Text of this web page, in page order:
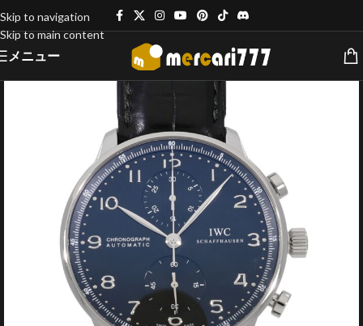
Skip to navigation
Skip to main content
メニュー